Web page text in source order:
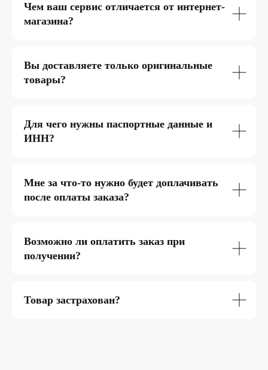
Чем ваш сервис отличается от интернет-
магазина?
Вы доставляете только оригинальные
товары?
Для чего нужны паспортные данные и
ИНН?
Мне за что-то нужно будет доплачивать
после оплаты заказа?
Возможно ли оплатить заказ при
получении?
Товар застрахован?